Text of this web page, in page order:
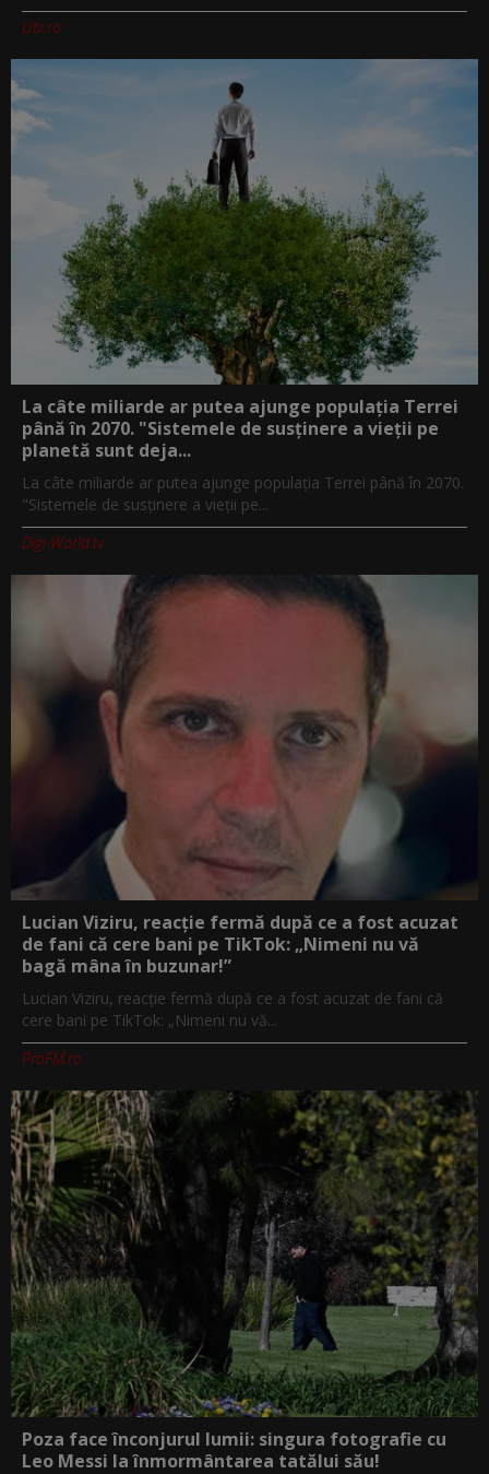
Utv.ro
La câte miliarde ar putea ajunge populația Terrei
până în 2070. "Sistemele de susținere a vieții pe
planetă sunt deja...
La câte miliarde ar putea ajunge populația Terrei până în 2070.
"Sistemele de susținere a vieții pe...
Digi-World.tv
Lucian Viziru, reacție fermă după ce a fost acuzat
de fani că cere bani pe TikTok: „Nimeni nu vă
bagă mâna în buzunar!”
Lucian Viziru, reacție fermă după ce a fost acuzat de fani că
cere bani pe TikTok: „Nimeni nu vă...
ProFM.ro
Poza face înconjurul lumii: singura fotografie cu
Leo Messi la înmormântarea tatălui său!